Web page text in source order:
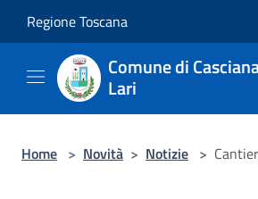
Regione Toscana
Comune di
Lari
Home > Novità > Notizie >